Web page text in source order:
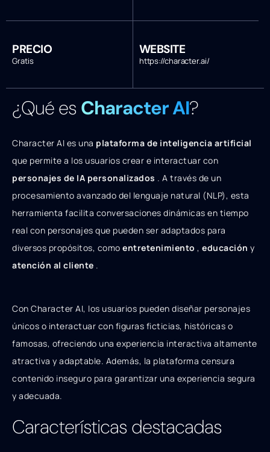
PRECIO
Gratis
WEBSITE
https://character.ai/
¿Qué es Character AI?
Character AI es una plataforma de inteligencia artificial
que permite a los usuarios crear e interactuar con
personajes de IA personalizados . A través de un
procesamiento avanzado del lenguaje natural (NLP), esta
herramienta facilita conversaciones dinámicas en tiempo
real con personajes que pueden ser adaptados para
diversos propósitos, como entretenimiento , educación y
atención al cliente .
Con Character AI, los usuarios pueden diseñar personajes
únicos o interactuar con figuras ficticias, históricas o
famosas, ofreciendo una experiencia interactiva altamente
atractiva y adaptable. Además, la plataforma censura
contenido inseguro para garantizar una experiencia segura
y adecuada.
Características destacadas